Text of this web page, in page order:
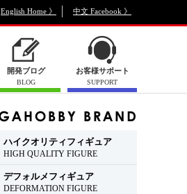
English Home 》 中文 Facebook 》
開発ブログ
BLOG
お客様サポート
SUPPORT
ハイクオリティフィギュア
HIGH QUALITY FIGURE
デフォルメフィギュア
DEFORMATION FIGURE